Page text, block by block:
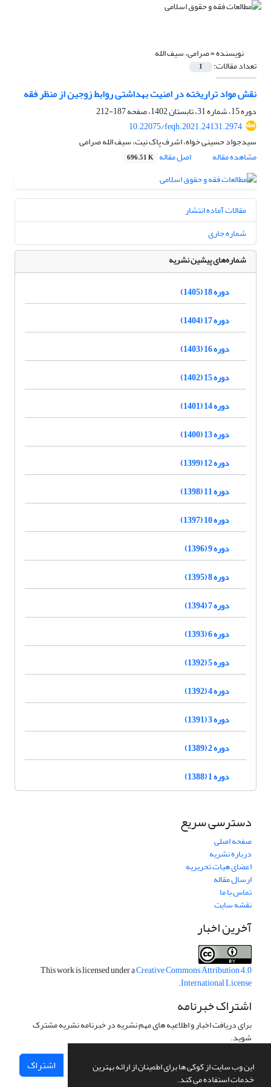
این وب سایت از کوکی ها برای اطمینان از ارائه بهترین
خدمات استفاده می کند.
نویسنده =صرامی، سیف الله
تعداد مقالات: 1
نقش مواد تراریخته در امنیت بهداشتی روابط زوجین از منظر فقه
دوره 15، شماره 31، تابستان 1402، صفحه
187-212
10.22075/feqh.2021.24131.2974
سیدجواد حسینی خواه، اشرف پاک نیت، سیف الله صرامی
مشاهده مقاله
اصل مقاله 696.51 K
مقالات آماده انتشار
شماره جاری
شماره‌های پیشین نشریه
دوره 18 (1405)
دوره 17 (1404)
دوره 16 (1403)
دوره 15 (1402)
دوره 14 (1401)
دوره 13 (1400)
دوره 12 (1399)
دوره 11 (1398)
دوره 10 (1397)
دوره 9 (1396)
دوره 8 (1395)
دوره 7 (1394)
دوره 6 (1393)
دوره 5 (1392)
دوره 4 (1392)
دوره 3 (1391)
دوره 2 (1389)
دوره 1 (1388)
دسترسی سریع
صفحه اصلی
درباره نشریه
اعضای هیات تحریریه
ارسال مقاله
تماس با ما
نقشه سایت
آخرین اخبار
This work is licensed under aCreative Commons Attribution 4.0
International License
.
اشتراک خبرنامه
برای دریافت اخبار و اطلاعیه های مهم نشریه در خبرنامه نشریه مشترک
شوید.
اشتراک